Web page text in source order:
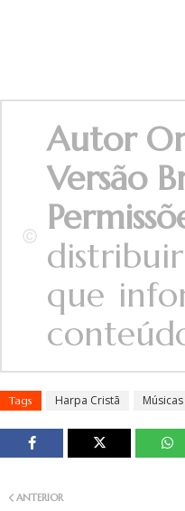
Autor
Versão
que
Tags Harpa Cristã Músicas
ANTERIOR